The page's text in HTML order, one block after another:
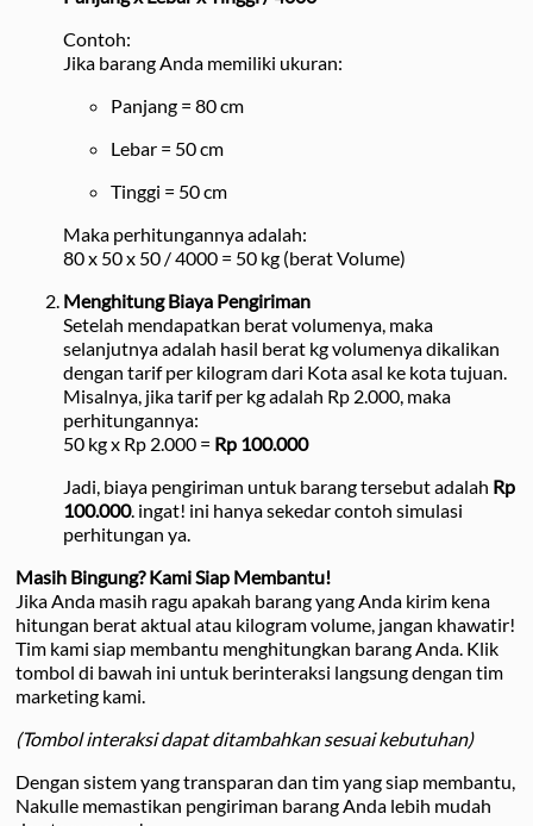
Contoh:
Jika barang Anda memiliki ukuran:
Panjang = 80 cm
Lebar = 50 cm
Tinggi = 50 cm
Maka perhitungannya adalah:
80 x 50 x 50 / 4000 = 50 kg (berat Volume)
Menghitung Biaya Pengiriman
Setelah mendapatkan berat volumenya, maka
selanjutnya adalah hasil berat kg volumenya dikalikan
dengan tarif per kilogram dari Kota asal ke kota tujuan.
Misalnya, jika tarif per kg adalah Rp 2.000, maka
perhitungannya:
50 kg x Rp 2.000 = Rp 100.000
Jadi, biaya pengiriman untuk barang tersebut adalah Rp
100.000. ingat! ini hanya sekedar contoh simulasi
perhitungan ya.
Masih Bingung? Kami Siap Membantu!
Jika Anda masih ragu apakah barang yang Anda kirim kena
hitungan berat aktual atau kilogram volume, jangan khawatir!
Tim kami siap membantu menghitungkan barang Anda. Klik
tombol di bawah ini untuk berinteraksi langsung dengan tim
marketing kami.
(Tombol interaksi dapat ditambahkan sesuai kebutuhan)
Dengan sistem yang transparan dan tim yang siap membantu,
Nakulle memastikan pengiriman barang Anda lebih mudah